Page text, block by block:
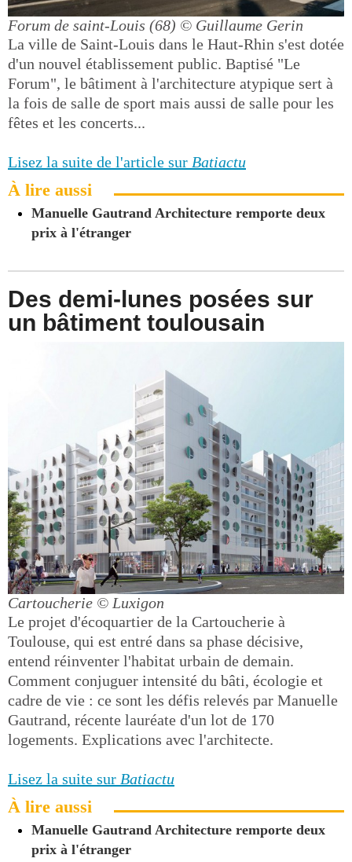
Forum de saint-Louis (68) © Guillaume Gerin
La ville de Saint-Louis dans le Haut-Rhin s'est dotée
d'un nouvel établissement public. Baptisé "Le
Forum", le bâtiment à l'architecture atypique sert à
la fois de salle de sport mais aussi de salle pour les
fêtes et les concerts...
Lisez la suite de l'article sur Batiactu
À lire aussi
Manuelle Gautrand Architecture remporte deux
prix à l'étranger
Des demi-lunes posées sur
un bâtiment toulousain
Cartoucherie © Luxigon
Le projet d'écoquartier de la Cartoucherie à
Toulouse, qui est entré dans sa phase décisive,
entend réinventer l'habitat urbain de demain.
Comment conjuguer intensité du bâti, écologie et
cadre de vie : ce sont les défis relevés par Manuelle
Gautrand, récente lauréate d'un lot de 170
logements. Explications avec l'architecte.
Lisez la suite sur Batiactu
À lire aussi
Manuelle Gautrand Architecture remporte deux
prix à l'étranger